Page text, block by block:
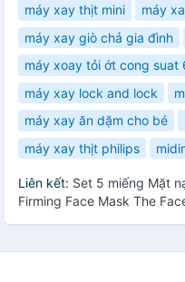
máy xay thịt mini
máy
máy xay giò chả gia đình
máy xoay tỏi ớt cong suat
máy xay lock and lock
máy xay ăn dặm cho bé
máy xay thịt philips
Liên kết: Set 5 miếng Mặt
Firming Face Mask The